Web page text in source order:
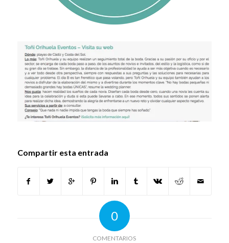
Compartir esta entrada
0
COMENTARIOS